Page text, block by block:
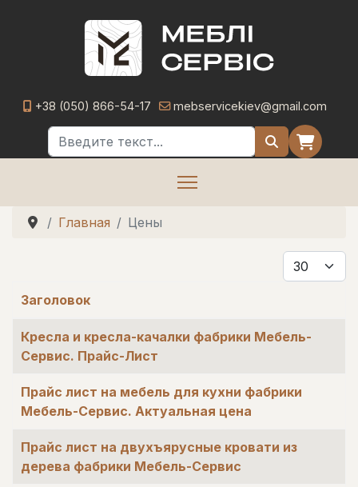
+38 (050) 866-54-17 mebservicekiev@gmail.com
Поиск
Главная Цены
Кол-во
Заголовок
Кресла и кресла-качалки фабрики Мебель-
Сервис. Прайс-Лист
Прайс лист на мебель для кухни фабрики
Мебель-Сервис. Актуальная цена
Прайс лист на двухъярусные кровати из
дерева фабрики Мебель-Сервис